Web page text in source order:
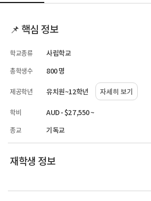
📌 핵심 정보
학교종류 사립학교
총학생수 800 명
제공학년 유치원~12학년 자세히 보기
학비 AUD - $27,550 ~
종교 기독교
재학생 정보